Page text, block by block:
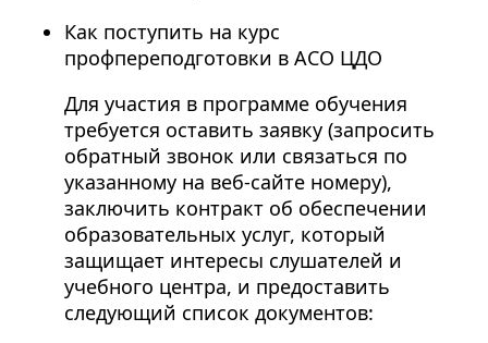
Как поступить на курс
профпереподготовки в АСО ЦДО
Для участия в программе обучения
требуется оставить заявку (запросить
обратный звонок или связаться по
указанному на веб-сайте номеру),
заключить контракт об обеспечении
образовательных услуг, который
защищает интересы слушателей и
учебного центра, и предоставить
следующий список документов: